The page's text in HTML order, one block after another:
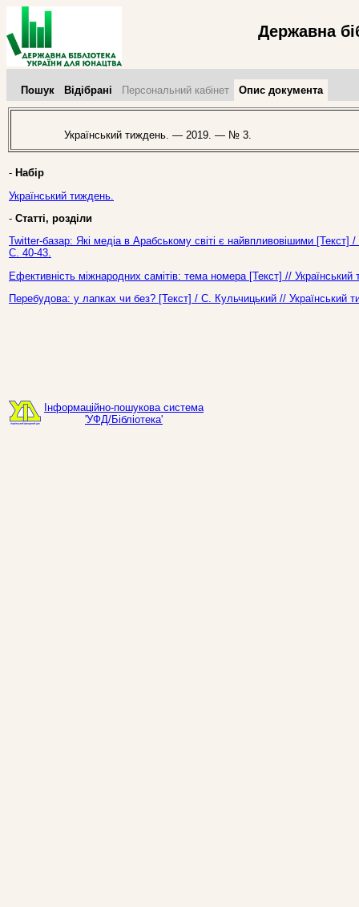
Державна
Пошук Відібрані Персональний кабінет Опис документа
Український тиждень. — 2019. — № 3.
- Набір
Український тиждень.
- Статті, розділи
Twitter-базар: Які медіа в Арабському світі є найвпливовішими
С. 40-43.
Ефективність міжнародних самітів: тема номера [Текст] //
Перебудова: у лапках чи без? [Текст] / С. Кульчицький //
Інформаційно-пошукова система
'УФД/Бібліотека'